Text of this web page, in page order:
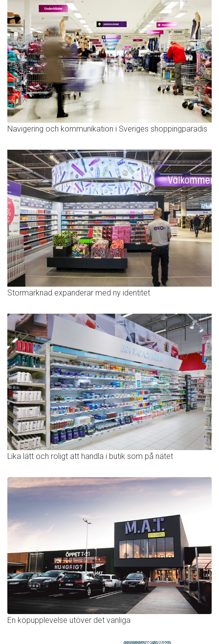
Navigering och kommunikation i Sveriges shoppingparadis
Stormarknad expanderar med ny identitet
Lika lätt och roligt att handla i butik som på nätet
En köpupplevelse utöver det vanliga